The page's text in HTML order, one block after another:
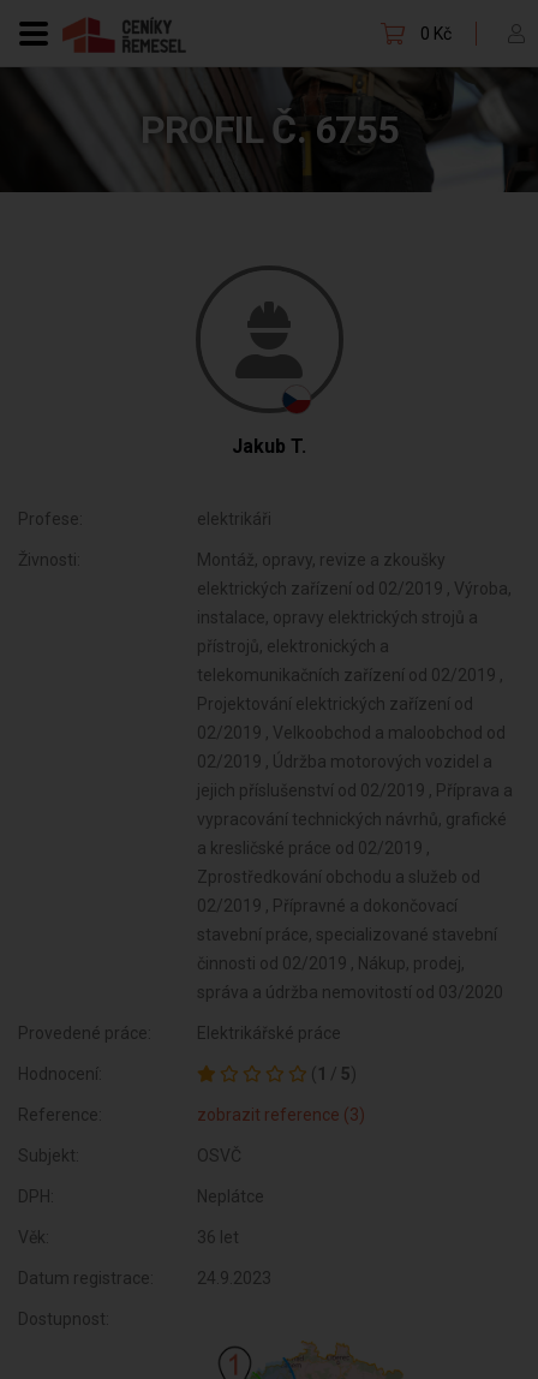
0 Kč
PROFIL Č. 6755
Jakub T.
Profese: elektrikáři
Živnosti:
Montáž, opravy, revize a zkoušky
elektrických zařízení od 02/2019 , Výroba,
instalace, opravy elektrických strojů a
přístrojů, elektronických a
telekomunikačních zařízení od 02/2019 ,
Projektování elektrických zařízení od
02/2019 , Velkoobchod a maloobchod od
02/2019 , Údržba motorových vozidel a
jejich příslušenství od 02/2019 , Příprava a
vypracování technických návrhů, grafické
a kresličské práce od 02/2019 ,
Zprostředkování obchodu a služeb od
02/2019 , Přípravné a dokončovací
stavební práce, specializované stavební
činnosti od 02/2019 , Nákup, prodej,
správa a údržba nemovitostí od 03/2020
Provedené práce: Elektrikářské práce
Hodnocení: ( 1 / 5)
Reference: zobrazit reference (3)
Subjekt: OSVČ
DPH: Neplátce
Věk: 36 let
Datum registrace: 24.9.2023
Dostupnost: